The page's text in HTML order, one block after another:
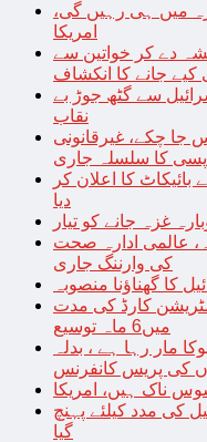
میں ہی رہیں گی،
امریکا
دے کر خواتین سے
جانے کا انکشاف
سے گٹھ جوڑ بے
نقاب
جا چکے، غیرقانونی
کا سلسلہ جاری
کا اعلان کر
دیا
غزہ جانے کو تیار
عالمی ادارہ صحت
کی وارننگ جاری
کا گھناؤنا منصوبہ
کارڈ کی مدت
میں6 ماہ توسیع
مار رہا ہے ، بدلہ
کی پریس کانفرنس
ناک ہیں، امریکا
کی مدد کیلئے پہنچ
گیا